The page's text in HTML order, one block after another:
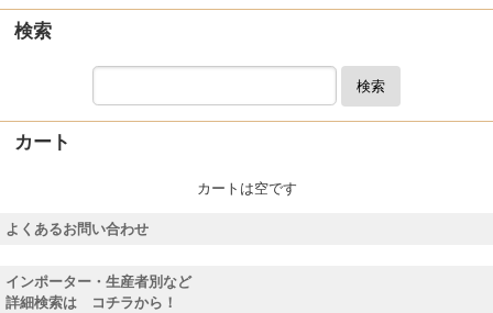
検索
検索
カート
カートは空です
よくあるお問い合わせ
インポーター・生産者別など
詳細検索は コチラから！